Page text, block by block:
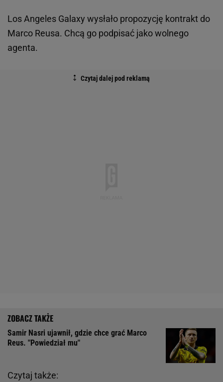
Los Angeles Galaxy wysłało propozycję kontrakt do
Marco Reusa. Chcą go podpisać jako wolnego
agenta.
Czytaj także:
Samir Nasri ujawnił, gdzie chce grać Marco
Reus. "Powiedział mu"